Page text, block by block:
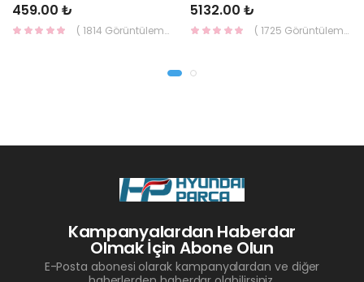
459.00 ₺
( 1814 Görüntüleme )
5132.00 ₺
( 1725 Görüntüleme )
Kampanyalardan Haberdar
Olmak İçin Abone Olun
E-Posta abonesi olarak kampanyalardan ve diğer